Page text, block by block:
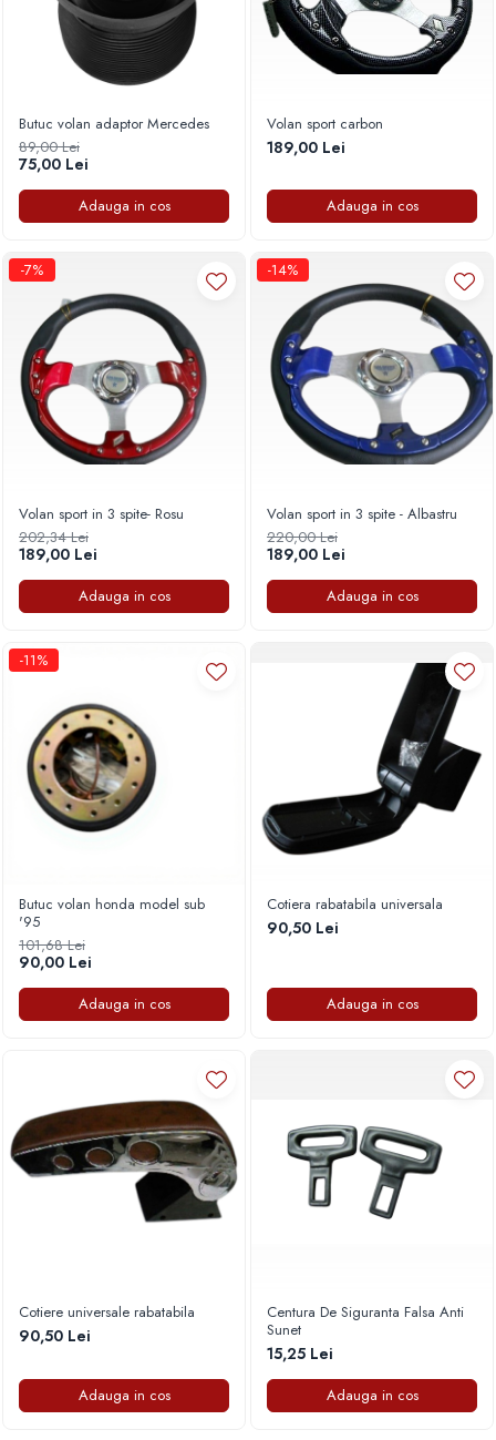
Butuc volan adaptor Mercedes
89,00 Lei
75,00 Lei
Adauga in cos
Volan sport carbon
189,00 Lei
Adauga in cos
-7%
Volan sport in 3 spite- Rosu
202,34 Lei
189,00 Lei
Adauga in cos
-14%
Volan sport in 3 spite - Albastru
220,00 Lei
189,00 Lei
Adauga in cos
-11%
Butuc volan honda model sub
'95
101,68 Lei
90,00 Lei
Adauga in cos
Cotiera rabatabila universala
90,50 Lei
Adauga in cos
Cotiere universale rabatabila
90,50 Lei
Adauga in cos
Centura De Siguranta Falsa Anti
Sunet
15,25 Lei
Adauga in cos